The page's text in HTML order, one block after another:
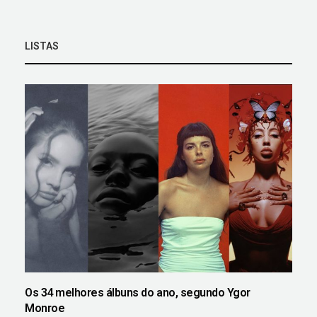
LISTAS
Os 34 melhores álbuns do ano, segundo Ygor
Monroe